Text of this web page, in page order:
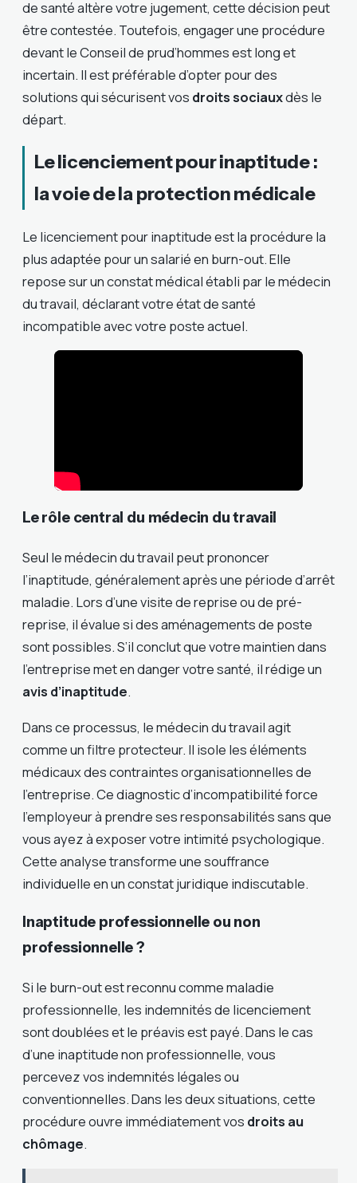
de santé altère votre jugement, cette décision peut
être contestée. Toutefois, engager une procédure
devant le Conseil de prud’hommes est long et
incertain. Il est préférable d’opter pour des
solutions qui sécurisent vos droits sociauxdès le
départ.
Le licenciement pour inaptitude :
la voie de la protection médicale
Le licenciement pour inaptitude est la procédure la
plus adaptée pour un salarié en burn-out. Elle
repose sur un constat médical établi par le médecin
du travail, déclarant votre état de santé
incompatible avec votre poste actuel.
Le rôle central du médecin du travail
Seul le médecin du travail peut prononcer
l’inaptitude, généralement après une période d’arrêt
maladie. Lors d’une visite de reprise ou de pré-
reprise, il évalue si des aménagements de poste
sont possibles. S’il conclut que votre maintien dans
l’entreprise met en danger votre santé, il rédige un
avis d’inaptitude.
Dans ce processus, le médecin du travail agit
comme un filtre protecteur. Il isole les éléments
médicaux des contraintes organisationnelles de
l’entreprise. Ce diagnostic d’incompatibilité force
l’employeur à prendre ses responsabilités sans que
vous ayez à exposer votre intimité psychologique.
Cette analyse transforme une souffrance
individuelle en un constat juridique indiscutable.
Inaptitude professionnelle ou non
professionnelle ?
Si le burn-out est reconnu comme maladie
professionnelle, les indemnités de licenciement
sont doublées et le préavis est payé. Dans le cas
d’une inaptitude non professionnelle, vous
percevez vos indemnités légales ou
conventionnelles. Dans les deux situations, cette
procédure ouvre immédiatement vos droits au
chômage.